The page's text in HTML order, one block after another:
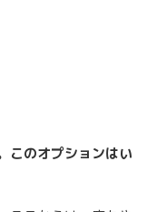
このオプションはい